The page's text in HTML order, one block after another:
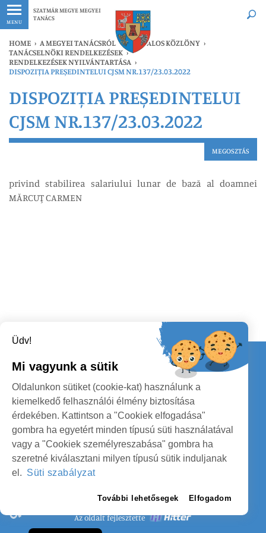
MENU
SZATMÁR MEGYE MEGYEI
TANÁCS
Legfrissebb Bármikor
HOME › A MEGYEI TANÁCSRÓL › HIVATALOS KÖZLÖNY ›
TANÁCSELNÖKI RENDELKEZÉSEK ›
RENDELKEZÉSEK NYILVÁNTARTÁSA ›
DISPOZIȚIA PREȘEDINTELUI CJSM NR.137/23.03.2022
DISPOZIȚIA PREȘEDINTELUI
CJSM NR.137/23.03.2022
MEGOSZTÁS
privind stabilirea salariului lunar de bază al doamnei
MĂRCUŢ CARMEN
SZEMÉLYES ADATOK VÉDELME
Az oldalt fejlesztette
SZATMÁR MEGYE MEGYEI TANÁCS
Kapcsolat
KÖVESSENEK
Üdv!
Mi vagyunk a sütik
Oldalunkon sütiket (cookie-kat) használunk a
kiemelkedő felhasználói élmény biztosítása
érdekében. Kattintson a "Cookiek elfogadása"
gombra ha egyetért minden típusú süti használatával
vagy a "Cookiek személyreszabása" gombra ha
szeretné kiválasztani milyen típusú sütik induljanak
el. Süti szabályzat
További lehetősegek Elfogadom